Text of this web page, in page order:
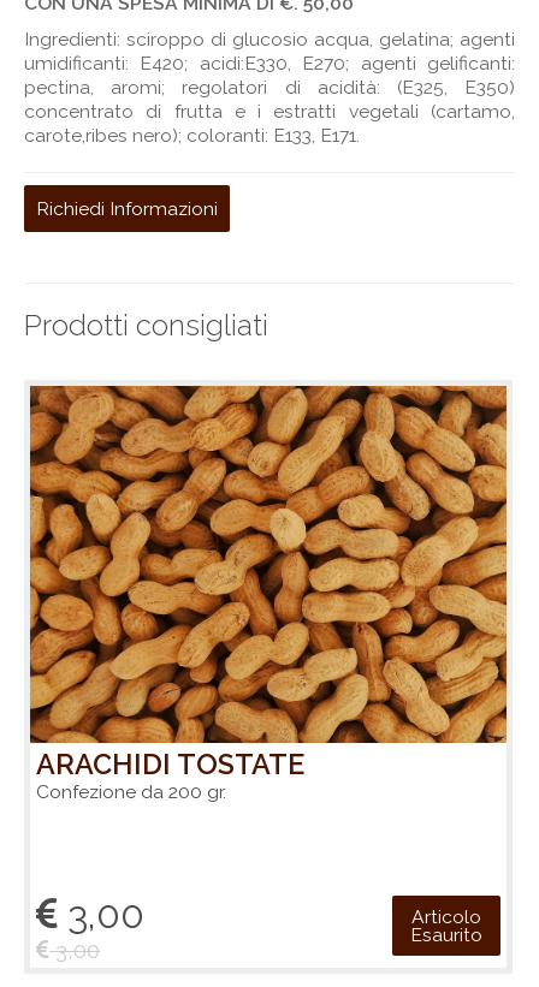
Ingredienti: sciroppo di glucosio acqua, gelatina; agenti
umidificanti: E420; acidi:E330, E270; agenti gelificanti:
pectina, aromi; regolatori di acidità: (E325, E350)
concentrato di frutta e i estratti vegetali (cartamo,
carote,ribes nero); coloranti: E133, E171.
Richiedi Informazioni
Prodotti consigliati
ARACHIDI TOSTATE
Confezione da 200 gr.
3,00
3,00
Articolo
Esaurito